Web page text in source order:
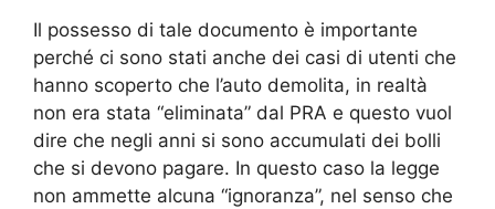
Il possesso di tale documento è importante
perché ci sono stati anche dei casi di utenti che
hanno scoperto che l’auto demolita, in realtà
non era stata “eliminata” dal PRA e questo vuol
dire che negli anni si sono accumulati dei bolli
che si devono pagare. In questo caso la legge
non ammette alcuna “ignoranza”, nel senso che